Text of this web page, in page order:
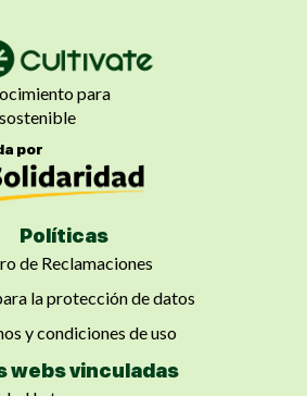
para
por
Políticas
de Reclamaciones
la protección de datos
y condiciones de uso
webs vinculadas